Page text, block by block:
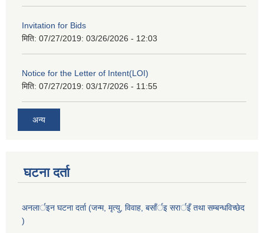
Invitation for Bids
मिति: 07/27/2019: 03/26/2026 - 12:03
Notice for the Letter of Intent(LOI)
मिति: 07/27/2019: 03/17/2026 - 11:55
अन्य
घटना दर्ता
अनलार्इन घटना दर्ता (जन्म, मृत्यु, विवाह, बसाँर्इ सरार्इँ तथा सम्बन्धविच्छेद
)